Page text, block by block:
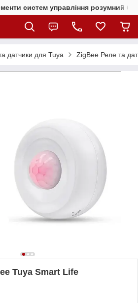
систем управління розумний
датчики для Tuya ZigBee Реле та
Tuya Smart Life